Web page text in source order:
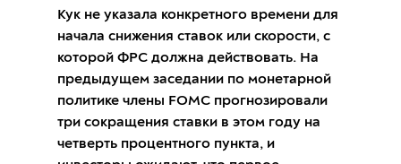
Кук не указала конкретного времени для
начала снижения ставок или скорости, с
которой ФРС должна действовать. На
предыдущем заседании по монетарной
политике члены FOMC прогнозировали
три сокращения ставки в этом году на
четверть процентного пункта, и